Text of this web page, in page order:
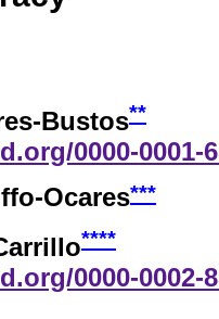
Bustos**
0000-0001-
Ocares***
****
0000-0002-